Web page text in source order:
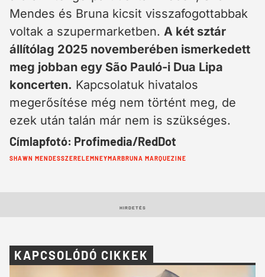
Mendes és Bruna kicsit visszafogottabbak
voltak a szupermarketben. A két sztár
állítólag 2025 novemberében ismerkedett
meg jobban egy São Pauló-i Dua Lipa
koncerten. Kapcsolatuk hivatalos
megerősítése még nem történt meg, de
ezek után talán már nem is szükséges.
Címlapfotó: Profimedia/RedDot
Cimkék:
SHAWN MENDESSZERELEMNEYMARBRUNA MARQUEZINE
HIRDETÉS
KAPCSOLÓDÓ CIKKEK